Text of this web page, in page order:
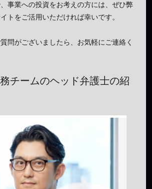
事業への投資をお考えの方には、ぜひ弊
トをご活用いただければ幸いです。
問がございましたら、お気軽にご連絡く
チームのヘッド弁護士の紹